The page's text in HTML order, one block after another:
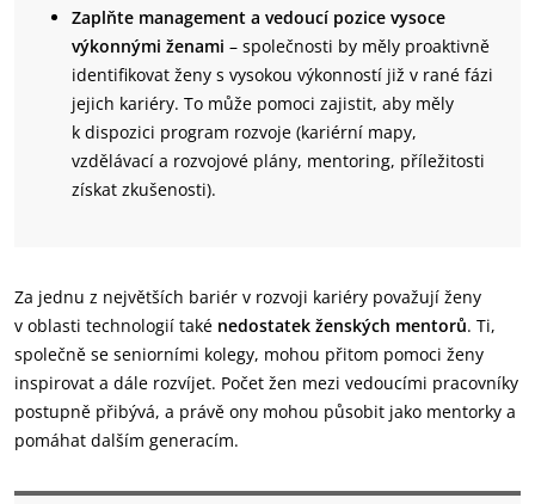
Zaplňte management a vedoucí pozice vysoce
výkonnými ženami – společnosti by měly proaktivně
identifikovat ženy s vysokou výkonností již v rané fázi
jejich kariéry. To může pomoci zajistit, aby měly
k dispozici program rozvoje (kariérní mapy,
vzdělávací a rozvojové plány, mentoring, příležitosti
získat zkušenosti).
Za jednu z největších bariér v rozvoji kariéry považují ženy
v oblasti technologií také nedostatek ženských mentorů. Ti,
společně se seniorními kolegy, mohou přitom pomoci ženy
inspirovat a dále rozvíjet. Počet žen mezi vedoucími pracovníky
postupně přibývá, a právě ony mohou působit jako mentorky a
pomáhat dalším generacím.